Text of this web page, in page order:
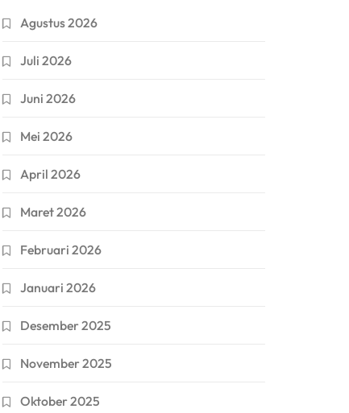
Agustus 2026
Juli 2026
Juni 2026
Mei 2026
April 2026
Maret 2026
Februari 2026
Januari 2026
Desember 2025
November 2025
Oktober 2025